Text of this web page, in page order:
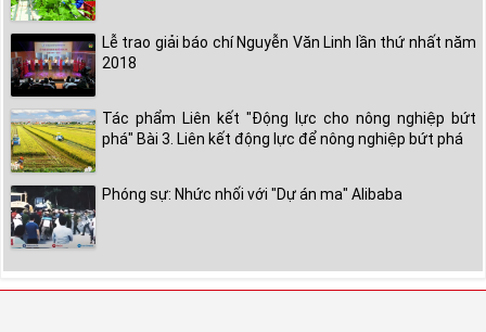
Lễ trao giải báo chí Nguyễn Văn Linh lần thứ nhất năm
2018
Tác phẩm Liên kết "Động lực cho nông nghiệp bứt
phá" Bài 3. Liên kết động lực để nông nghiệp bứt phá
Phóng sự: Nhức nhối với "Dự án ma" Alibaba